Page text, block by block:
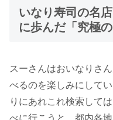
いなり寿司の名
に歩んだ「究極
スーさんはおいなりさ
べるのを楽しみにして
りにあれこれ検索して